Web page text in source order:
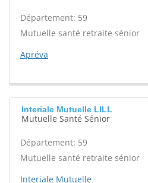
Département: 59
Mutuelle santé retraite sénior
Apréva
Interiale Mutuelle LILL
Mutuelle Santé Sénior
Département: 59
Mutuelle santé retraite sénior
Interiale Mutuelle